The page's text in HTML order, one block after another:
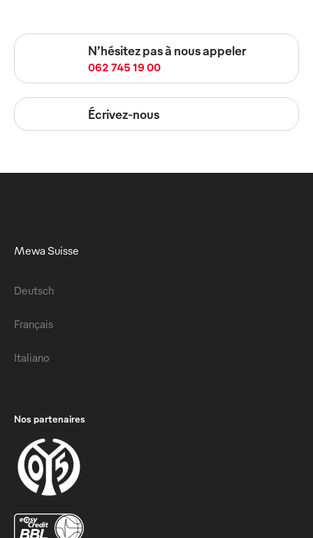
N’hésitez pas à nous appeler
062 745 19 00
Écrivez-nous
Mewa Suisse
Deutsch
Français
Italiano
Nos partenaires